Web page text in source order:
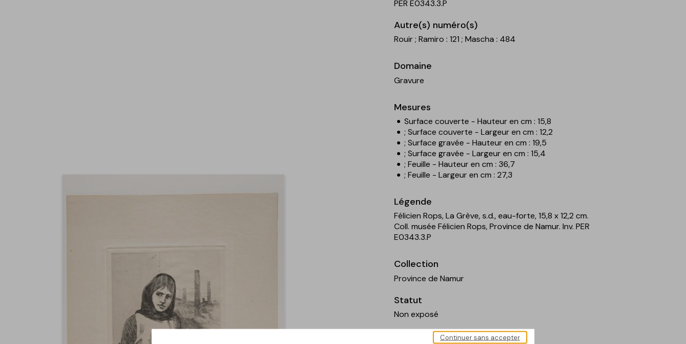
PER E0343.3.P
Autre(s) numéro(s)
Rouir; Ramiro : 121 ; Mascha : 484
Domaine
Gravure
Mesures
Surface couverte - Hauteur en cm : 15,8
; Surface couverte - Largeur en cm : 12,2
; Surface gravée - Hauteur en cm : 19,5
; Surface gravée - Largeur en cm : 15,4
; Feuille - Hauteur en cm : 36,7
; Feuille - Largeur en cm : 27,3
Légende
Félicien Rops, La Grève, s.d., eau-forte, 15,8 x 12,2 cm.
Coll. musée Félicien Rops, Province de Namur. Inv. PER
E0343.3.P
Collection
Province de Namur
Statut
Non exposé
CommentaireContinuer sans accepter